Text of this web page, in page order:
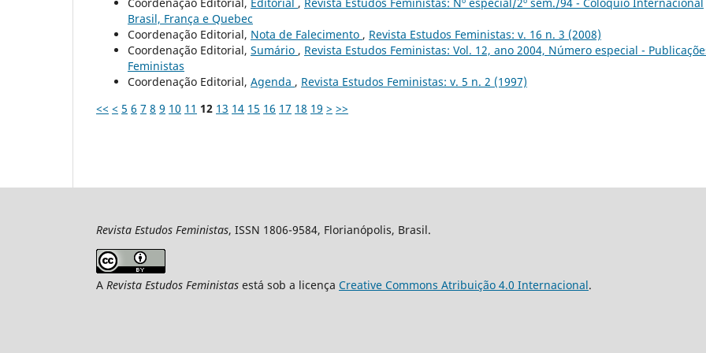
Coordenação Editorial, Editorial , Revista Estudos Feministas: Nº especial/2º sem./94 - Colóquio Internacional
Brasil, França e Quebec
Coordenação Editorial, Nota de Falecimento , Revista Estudos Feministas: v. 16 n. 3 (2008)
Coordenação Editorial, Sumário , Revista Estudos Feministas: Vol. 12, ano 2004, Número especial -
Feministas
Coordenação Editorial, Agenda , Revista Estudos Feministas: v. 5 n. 2 (1997)
<< < 5 6 7 8 9 10 11 12 13 14 15 16 17 18 19 > >>
Revista Estudos Feministas, ISSN 1806-9584, Florianópolis, Brasil.
A Revista Estudos Feministas está sob a licença Creative Commons Atribuição 4.0 Internacional.